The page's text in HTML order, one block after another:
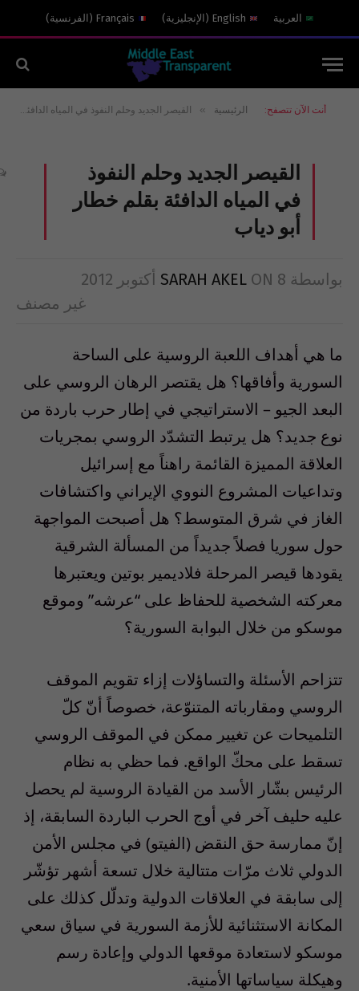
العربية English
( الإنجليزية)
Français
( الفرنسية)
أنت الآن تتصفح: الرئيسية » القيصر الجديد وحلم النفوذ في المياه الدافئة بقلم خطار أبو دياب
القيصر الجديد وحلم النفوذ
في المياه الدافئة بقلم خطار
أبو دياب
بواسطة SARAH AKEL ON 8 أكتوبر 2012
غير مصنف
ما هي أهداف اللعبة الروسية على الساحة
السورية وأفاقها؟ هل يقتصر الرهان الروسي على
البعد الجيو – الاستراتيجي في إطار حرب باردة من
نوع جديد؟ هل يرتبط التشدّد الروسي بمجريات
العلاقة المميزة القائمة راهناً مع إسرائيل
وتداعيات المشروع النووي الإيراني واكتشافات
الغاز في شرق المتوسط؟ هل أصبحت المواجهة
حول سوريا فصلاً جديداً من المسألة الشرقية
يقودها قيصر المرحلة فلاديمير بوتين ويعتبرها
معركته الشخصية للحفاظ على “عرشه” وموقع
موسكو من خلال البوابة السورية؟
تتزاحم الأسئلة والتساؤلات إزاء تقويم الموقف
الروسي ومقارباته المتنوّعة، خصوصاً أنّ كلّ
التلميحات عن تغيير ممكن في الموقف الروسي
تسقط على محكّ الواقع. فما حظي به نظام
الرئيس بشّار الأسد من القيادة الروسية لم يحصل
عليه حليف آخر في أوج الحرب الباردة السابقة، إذ
إنّ ممارسة حق النقض (الفيتو) في مجلس الأمن
الدولي ثلاث مرّات متتالية خلال تسعة أشهر تؤشّر
إلى سابقة في العلاقات الدولية وتدلّل كذلك على
المكانة الاستثنائية للأزمة السورية في سياق سعي
موسكو لاستعادة موقعها الدولي وإعادة رسم
وهيكلة سياساتها الأمنية.